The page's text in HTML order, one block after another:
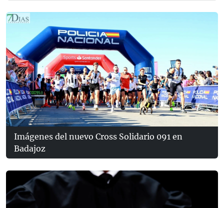
Imágenes del nuevo Cross Solidario 091 en
Badajoz